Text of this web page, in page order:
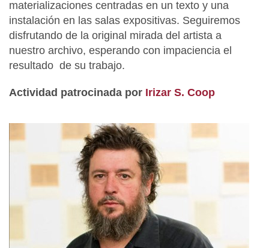
materializaciones centradas en un texto y una
instalación en las salas expositivas. Seguiremos
disfrutando de la original mirada del artista a
nuestro archivo, esperando con impaciencia el
resultado de su trabajo.
Actividad patrocinada por Irizar S. Coop